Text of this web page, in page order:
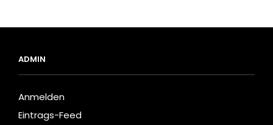
ADMIN
Anmelden
Eintrags-Feed